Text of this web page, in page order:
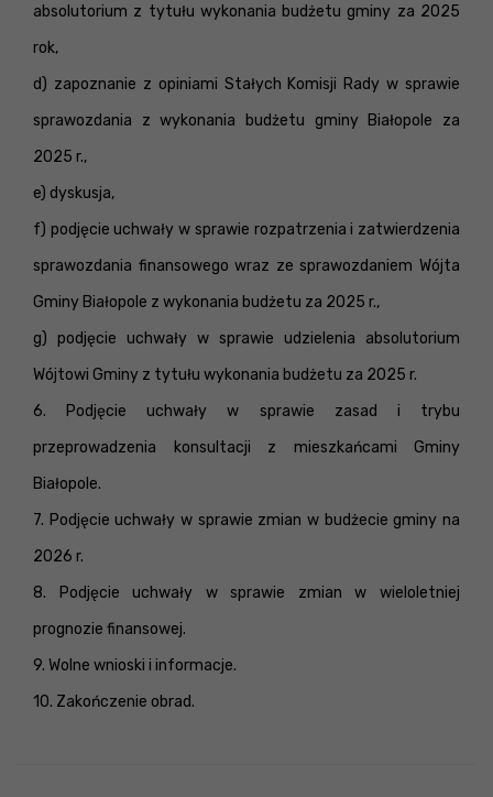
absolutorium z tytułu wykonania budżetu gminy za 2025
rok,
d) zapoznanie z opiniami Stałych Komisji Rady w sprawie
sprawozdania z wykonania budżetu gminy Białopole za
2025 r.,
e) dyskusja,
f) podjęcie uchwały w sprawie rozpatrzenia i zatwierdzenia
sprawozdania finansowego wraz ze sprawozdaniem Wójta
Gminy Białopole z wykonania budżetu za 2025 r.,
g) podjęcie uchwały w sprawie udzielenia absolutorium
Wójtowi Gminy z tytułu wykonania budżetu za 2025 r.
6. Podjęcie uchwały w sprawie zasad i trybu
przeprowadzenia konsultacji z mieszkańcami Gminy
Białopole.
7. Podjęcie uchwały w sprawie zmian w budżecie gminy na
2026 r.
8. Podjęcie uchwały w sprawie zmian w wieloletniej
prognozie finansowej.
9. Wolne wnioski i informacje.
10. Zakończenie obrad.